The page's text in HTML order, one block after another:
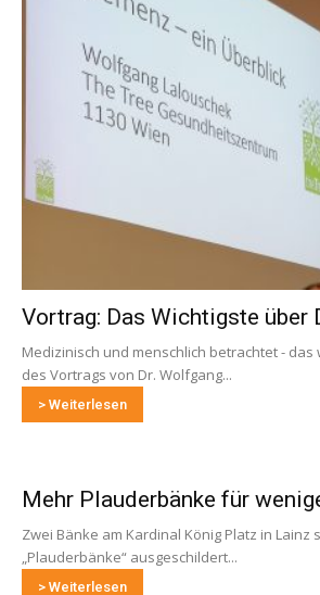
Vortrag: Das Wichtigste über
Medizinisch und menschlich betrachtet - das
des Vortrags von Dr. Wolfgang...
> Weiterlesen
Mehr Plauderbänke für
Zwei Bänke am Kardinal König Platz in Lainz
„Plauderbänke“ ausgeschildert...
> Weiterlesen